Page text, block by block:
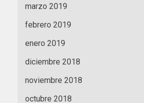
marzo 2019
febrero 2019
enero 2019
diciembre 2018
noviembre 2018
octubre 2018